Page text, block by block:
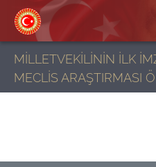
MİLLETVEKİLİNİN İLK
MECLİS ARAŞTIRMASI